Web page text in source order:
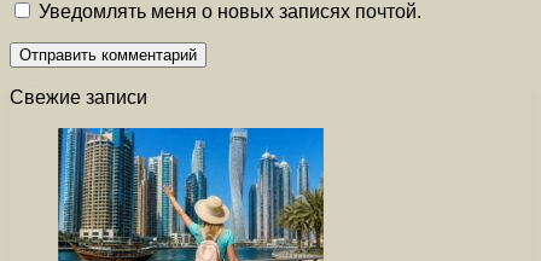
Уведомлять меня о новых записях почтой.
Свежие записи